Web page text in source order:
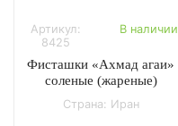
Артикул:
8425
В наличии
Фисташки «Ахмад агаи»
соленые (жареные)
Страна: Иран